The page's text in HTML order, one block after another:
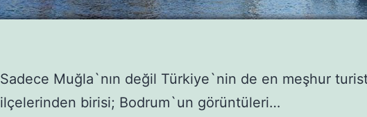
Sadece Muğla`nın değil Türkiye`nin de en meşhur
ilçelerinden birisi; Bodrum`un görüntüleri…